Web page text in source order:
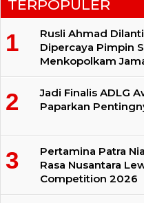
TERPOPULER
Rusli Ahmad
Dipercaya Pimpin
Menkopolkam
Jadi Finalis ADLG
Paparkan
Pertamina Patra
Rasa Nusantara
Competition 2026